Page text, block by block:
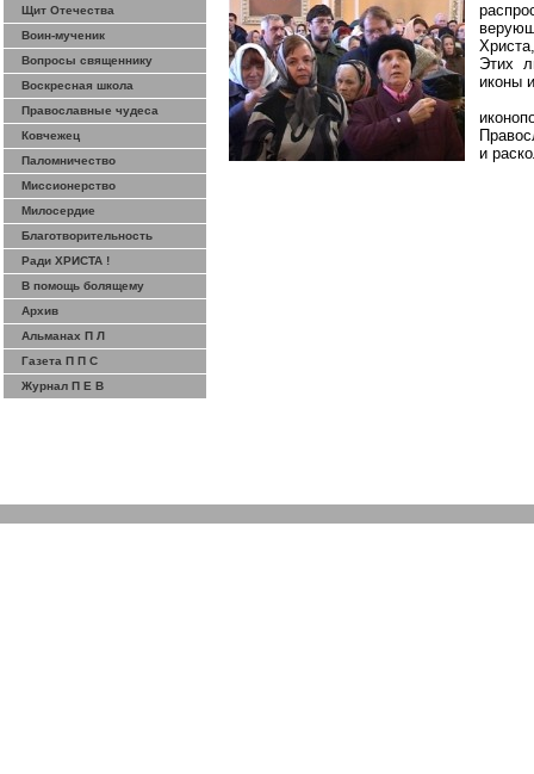
Щит Отечества
Воин-мученик
Вопросы священнику
Воскресная школа
Православные чудеса
Ковчежец
Паломничество
Миссионерство
Милосердие
Благотворительность
Ради ХРИСТА !
В помощь болящему
Архив
Альманах П Л
Газета П П С
Журнал П Е В
Этих
иконы
и